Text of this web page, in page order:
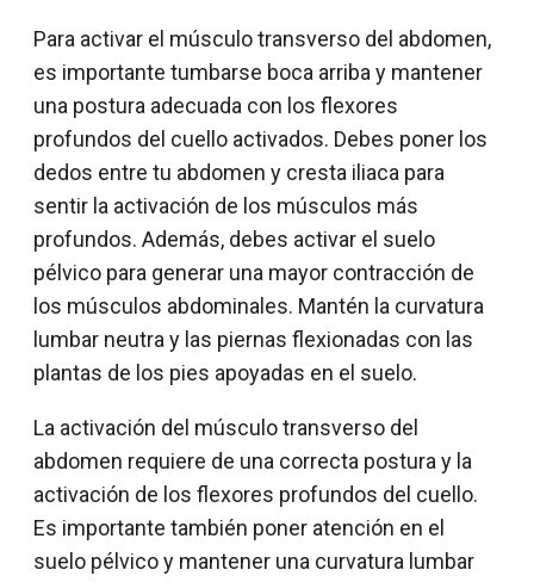
Para activar el músculo transverso del abdomen,
es importante tumbarse boca arriba y mantener
una postura adecuada con los flexores
profundos del cuello activados. Debes poner los
dedos entre tu abdomen y cresta iliaca para
sentir la activación de los músculos más
profundos. Además, debes activar el suelo
pélvico para generar una mayor contracción de
los músculos abdominales. Mantén la curvatura
lumbar neutra y las piernas flexionadas con las
plantas de los pies apoyadas en el suelo.
La activación del músculo transverso del
abdomen requiere de una correcta postura y la
activación de los flexores profundos del cuello.
Es importante también poner atención en el
suelo pélvico y mantener una curvatura lumbar